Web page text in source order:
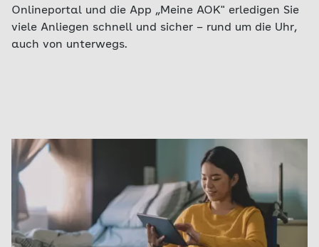
Onlineportal und die App „Meine AOK" erledigen Sie
viele Anliegen schnell und sicher – rund um die Uhr,
auch von unterwegs.